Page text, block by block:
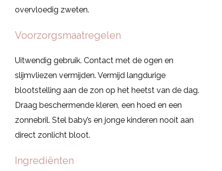
overvloedig zweten.
Voorzorgsmaatregelen
Uitwendig gebruik. Contact met de ogen en
slijmvliezen vermijden. Vermijd langdurige
blootstelling aan de zon op het heetst van de dag.
Draag beschermende kleren, een hoed en een
zonnebril. Stel baby’s en jonge kinderen nooit aan
direct zonlicht bloot.
Ingrediënten